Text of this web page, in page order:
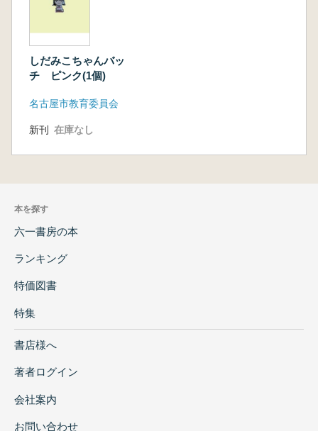
しだみこちゃんバッ
チ ピンク(1個)
名古屋市教育委員会
新刊 在庫なし
本を探す
六一書房の本
ランキング
特価図書
特集
書店様へ
著者ログイン
会社案内
お問い合わせ